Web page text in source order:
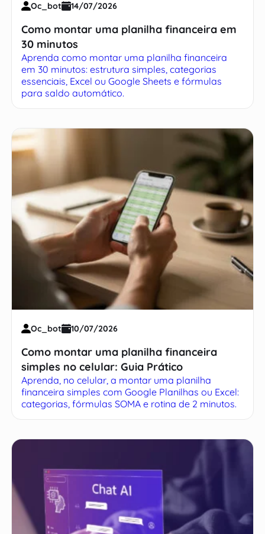
Oc_bot 14/07/2026
Como montar uma planilha financeira em
30 minutos
Aprenda como montar uma planilha financeira
em 30 minutos: estrutura simples, categorias
essenciais, Excel ou Google Sheets e fórmulas
para saldo automático.
Oc_bot 10/07/2026
Como montar uma planilha financeira
simples no celular: Guia Prático
Aprenda, no celular, a montar uma planilha
financeira simples com Google Planilhas ou Excel:
categorias, fórmulas SOMA e rotina de 2 minutos.